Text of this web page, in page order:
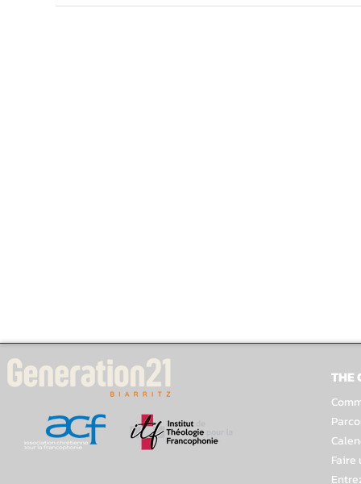
THE
Faire